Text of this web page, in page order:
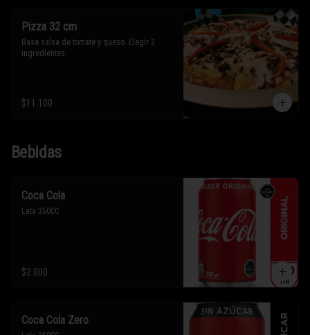
Pizza 32 cm
Base salsa de tomate y queso. Elegir 3
ingredientes.
$11.100
Bebidas
Coca Cola
Lata 350CC
$2.000
Coca Cola Zero